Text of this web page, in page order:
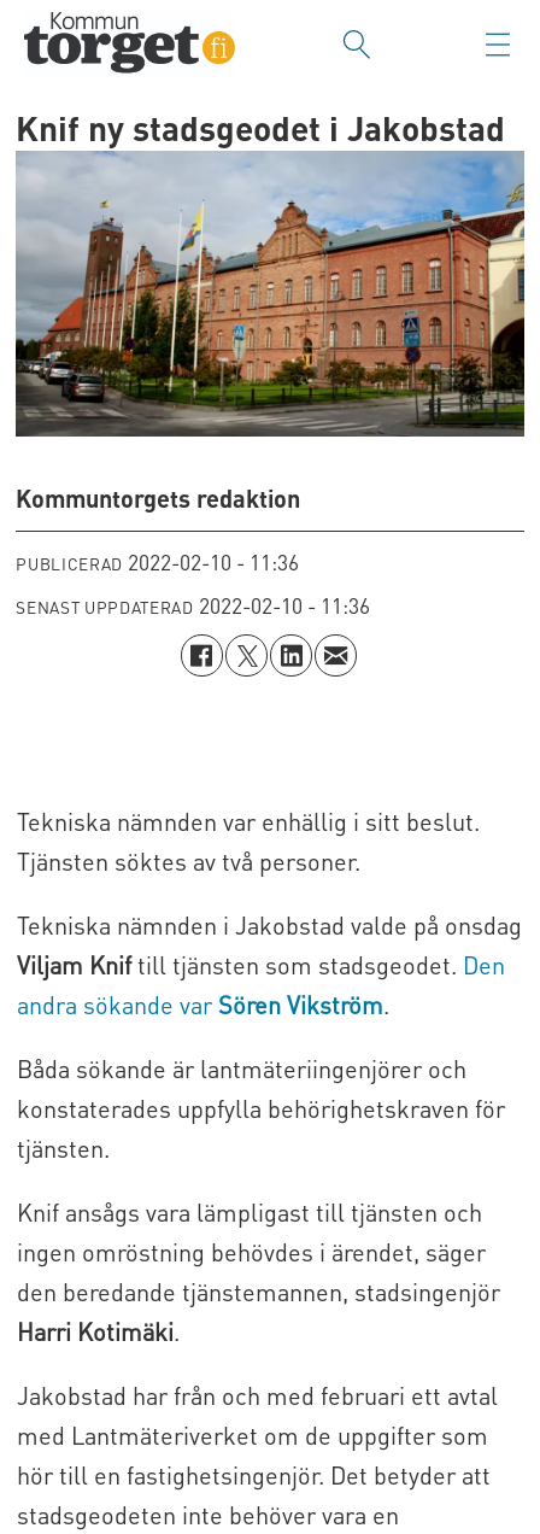
Knif ny stadsgeodet i Jakobstad
Kommuntorgets redaktion
PUBLICERAD 2022-02-10 - 11:36
SENAST UPPDATERAD 2022-02-10 - 11:36
Tekniska nämnden var enhällig i sitt beslut.
Tjänsten söktes av två personer.
Tekniska nämnden i Jakobstad valde på onsdag
Viljam Kniftill tjänsten som stadsgeodet. Den
andra sökande varSören Vikström.
Båda sökande är lantmäteriingenjörer och
konstaterades uppfylla behörighetskraven för
tjänsten.
Knif ansågs vara lämpligast till tjänsten och
ingen omröstning behövdes i ärendet, säger
den beredande tjänstemannen, stadsingenjör
Harri Kotimäki.
Jakobstad har från och med februari ett avtal
med Lantmäteriverket om de uppgifter som
hör till en fastighetsingenjör. Det betyder att
stadsgeodeten inte behöver vara en